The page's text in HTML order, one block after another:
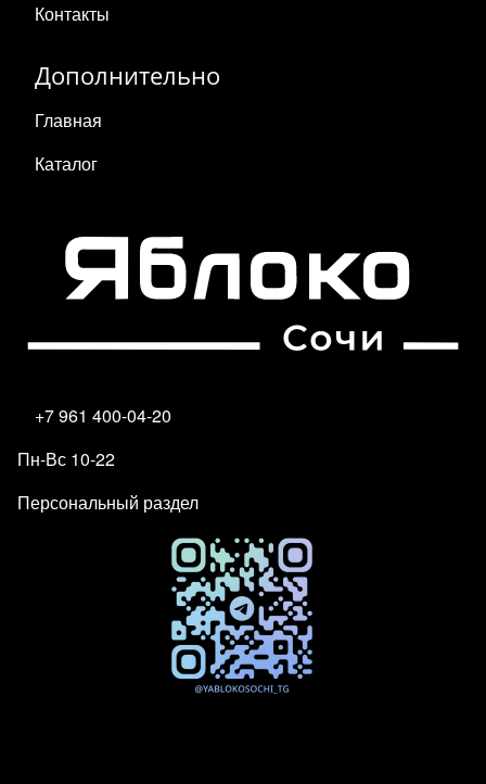
Контакты
Дополнительно
Главная
Каталог
+7 961 400-04-20
Пн-Вс 10-22
Персональный раздел